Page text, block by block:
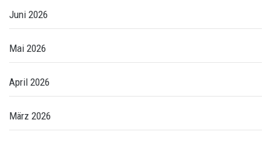
Juni 2026
Mai 2026
April 2026
März 2026